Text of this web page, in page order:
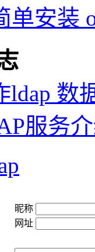
单安装
ldap 数
服务
昵称
网址